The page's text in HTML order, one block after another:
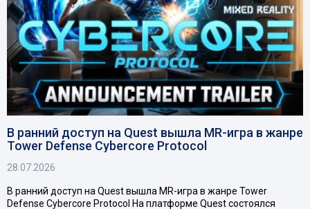
В ранний доступ на Quest вышла MR-игра в жанре
Tower Defense Cybercore Protocol
28.07.2026
В ранний доступ на Quest вышла MR-игра в жанре Tower
Defense Cybercore Protocol На платформе Quest состоялся